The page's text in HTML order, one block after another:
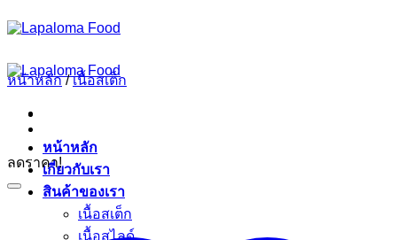
ข้าม
ไป
ยัง
เนื้อหา
หน้าหลัก
เกี่ยวกับเรา
สินค้าของเรา
เนื้อสเต็ก
เนื้อสไลด์
หน้าหลัก / เนื้อสเต็ก
ลดราคา!